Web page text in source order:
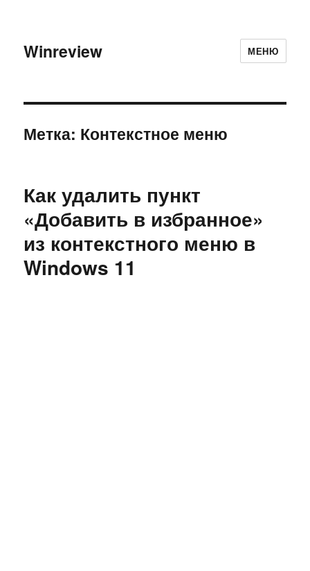
Winreview МЕНЮ
Метка: Контекстное меню
Как удалить пункт
«Добавить в избранное»
из контекстного меню в
Windows 11